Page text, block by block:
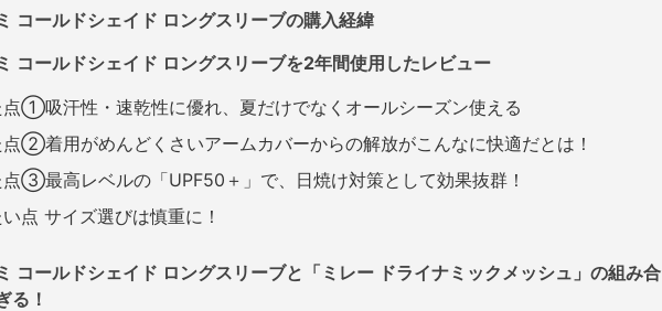
コールドシェイド ロングスリーブの購入経緯
コールドシェイド ロングスリーブを2年間使用したレビュー
点①吸汗性・速乾性に優れ、夏だけでなくオールシーズン使える
点②着用がめんどくさいアームカバーからの解放がこんなに快適だとは！
点③最高レベルの「UPF50＋」で、日焼け対策として効果抜群！
点 サイズ選びは慎重に！
コールドシェイド ロングスリーブと「ミレー ドライナミックメッシュ」の組み合
る！